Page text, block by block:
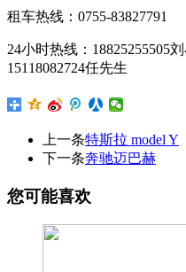
租车热线：0755-83827791
24小时热线：18825255505
15118082724任先生
上一条特斯拉 model Y
下一条奔驰迈巴赫
您可能喜欢